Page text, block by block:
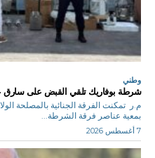
وطني
شرطة بوفاريك تلقي القبض على سارق
م.ر تمكنت الفرقة الجنائية بالمصلحة
بمعية عناصر فرقة الشرطة...
7 أغسطس 2026